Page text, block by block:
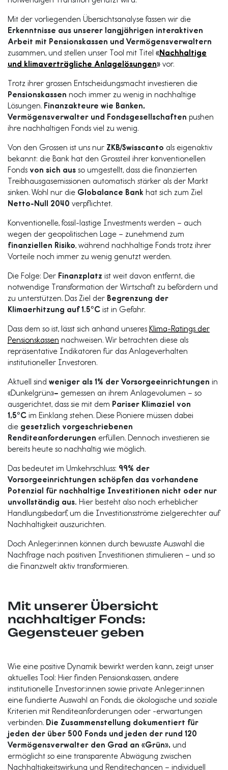
Mit der vorliegenden Übersichtsanalyse fassen wir die
Erkenntnisse aus unserer langjährigen interaktiven
Arbeit mit Pensionskassen und Vermögensverwaltern
zusammen, und stellen unser Tool mit Titel «Nachhaltige
und klimaverträgliche Anlagelösungen» vor.
Trotz ihrer grossen Entscheidungsmacht investieren die
Pensionskassen noch immer zu wenig in nachhaltige
Lösungen. Finanzakteure wie Banken,
Vermögensverwalter und Fondsgesellschaften pushen
ihre nachhaltigen Fonds viel zu wenig.
Von den Grossen ist uns nur ZKB/Swisscanto als eigenaktiv
bekannt: die Bank hat den Grossteil ihrer konventionellen
Fonds von sich aus so umgestellt, dass die finanzierten
Treibhausgasemissionen automatisch stärker als der Markt
sinken. Wohl nur die Globalance Bank hat sich zum Ziel
Netto-Null 2040 verpflichtet.
Konventionelle, fossil-lastige Investments werden – auch
wegen der geopolitischen Lage – zunehmend zum
finanziellen Risiko, während nachhaltige Fonds trotz ihrer
Vorteile noch immer zu wenig genutzt werden.
Die Folge: Der Finanzplatz ist weit davon entfernt, die
notwendige Transformation der Wirtschaft zu befördern und
zu unterstützen. Das Ziel der Begrenzung der
Klimaerhitzung auf 1.5°C ist in Gefahr.
Dass dem so ist, lässt sich anhand unseres Klima-Ratings der
Pensionskassen nachweisen. Wir betrachten diese als
repräsentative Indikatoren für das Anlageverhalten
institutioneller Investoren.
Aktuell sind weniger als 1% der Vorsorgeeinrichtungen in
«Dunkelgrün»– gemessen an ihrem Anlagevolumen – so
ausgerichtet, dass sie mit dem Pariser Klimaziel von
1,5°C im Einklang stehen. Diese Pioniere müssen dabei
die gesetzlich vorgeschriebenen
Renditeanforderungen erfüllen. Dennoch investieren sie
bereits heute so nachhaltig wie möglich.
Das bedeutet im Umkehrschluss: 99% der
Vorsorgeeinrichtungen schöpfen das vorhandene
Potenzial für nachhaltige Investitionen nicht oder nur
unvollständig aus. Hier besteht also noch erheblicher
Handlungsbedarf, um die Investitionsströme zielgerechter auf
Nachhaltigkeit auszurichten.
Doch Anleger:innen können durch bewusste Auswahl die
Nachfrage nach positiven Investitionen stimulieren – und so
die Finanzwelt aktiv transformieren.
Mit unserer Übersicht
nachhaltiger Fonds:
Gegensteuer geben
Wie eine positive Dynamik bewirkt werden kann, zeigt unser
aktuelles Tool: Hier finden Pensionskassen, andere
institutionelle Investor:innen sowie private Anleger:innen
eine fundierte Auswahl an Fonds, die ökologische und soziale
Kriterien mit Renditeanforderungen oder -erwartungen
verbinden. Die Zusammenstellung dokumentiert für
jeden der über 500 Fonds und jeden der rund 120
Vermögensverwalter den Grad an «Grün», und
ermöglicht so eine transparente Abwägung zwischen
Nachhaltigkeitswirkung und Renditechancen – individuell